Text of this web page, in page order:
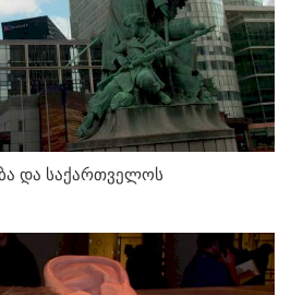
და საქართველოს